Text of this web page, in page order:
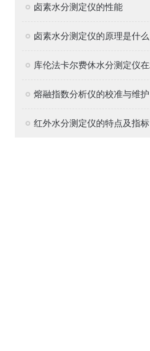
卤素水分测定仪的性能
卤素水分测定仪的原理是什么
红外水分测定仪的特点及指标